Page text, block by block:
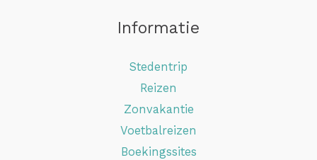
Informatie
Stedentrip
Reizen
Zonvakantie
Voetbalreizen
Boekingssites